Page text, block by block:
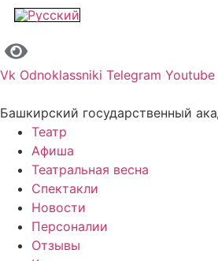
Vk Odnoklassniki Telegram Youtube
Башкирский государственный
Театр
Афиша
Театральная весна
Спектакли
Новости
Персоналии
Отзывы